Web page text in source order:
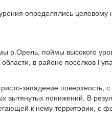
определялись целевому
р.Орель, поймы высокого
в районе поселков
западение поверхность,
понижений. В
к нему территории, с